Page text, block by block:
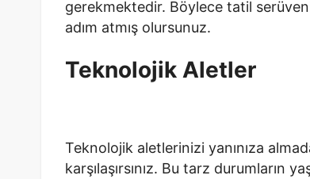
gerekmektedir. Böylece tatil
adım atmış olursunuz.
Teknolojik Aletler
Teknolojik aletlerinizi yanınıza
karşılaşırsınız. Bu tarz durumların